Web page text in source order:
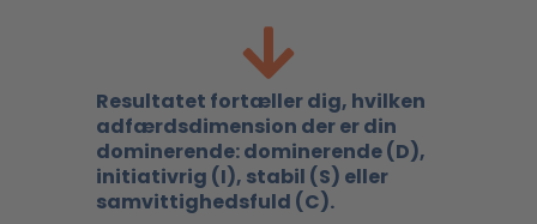
Resultatet fortæller dig, hvilken
adfærdsdimension der er din
dominerende: dominerende (D),
initiativrig (I), stabil (S) eller
samvittighedsfuld (C).